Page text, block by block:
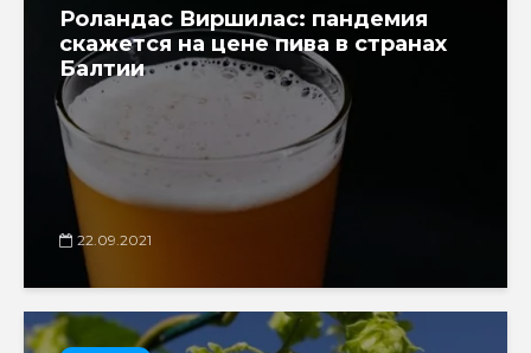
Роландас Виршилас: пандемия
скажется на цене пива в странах
Балтии
22.09.2021